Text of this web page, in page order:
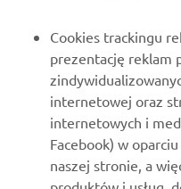
WIĘCEJ YAMAHA
WSPARCIE
Cookies trackingu
prezentację reklam
internetowej oraz
internetowych i
Facebook) w
naszej stronie, a